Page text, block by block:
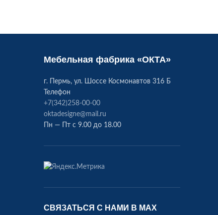
Мебельная фабрика «ОКТА»
г. Пермь, ул. Шоссе Космонавтов 316 Б
Телефон
+7(342)258-00-00
oktadesigne@mail.ru
Пн — Пт с 9.00 до 18.00
СВЯЗАТЬСЯ С НАМИ В МАХ